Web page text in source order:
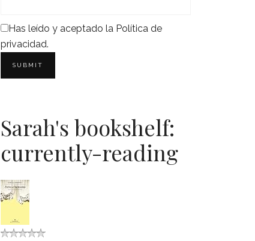
Has leído y aceptado la Política de
privacidad.
Sarah's bookshelf:
currently-reading